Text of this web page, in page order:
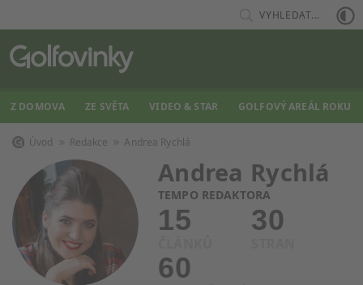
VYHLEDAT...
Z DOMOVA ZE SVĚTA VIDEO & STAR GOLFOVÝ AREÁL ROKU
Úvod Redakce Andrea Rychlá
Andrea Rychlá
TEMPO REDAKTORA
15 30
60